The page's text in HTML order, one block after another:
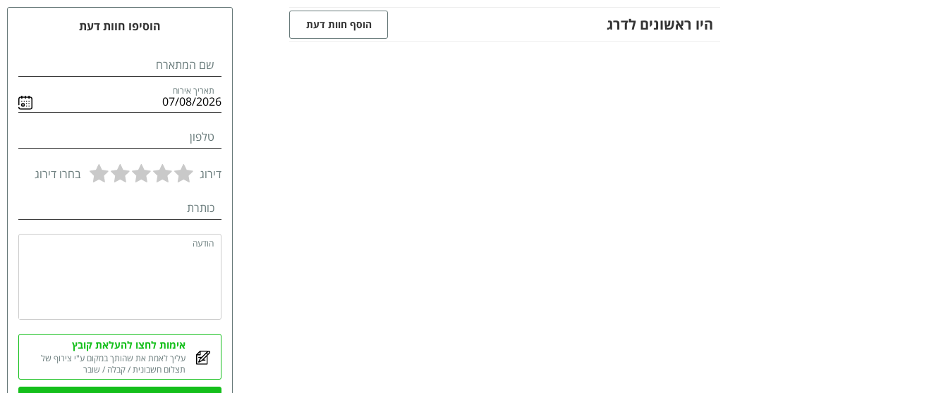
הוסיפו חוות דעת
שם המתארח
תאריך אירוח
טלפון
דירוג בחרו דירוג
כותרת
הודעה
אימות לחצו להעלאת קובץ
עליך לאמת את שהותך במקום ע"י צירוף של
תצלום חשבונית / קבלה / שובר
היו ראשונים לדרג הוסף חוות דעת